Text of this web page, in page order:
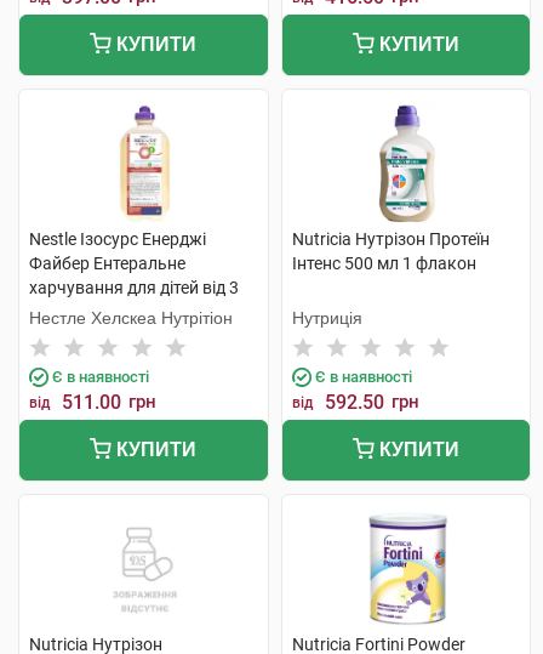
КУПИТИ КУПИТИ
Nestle Ізосурс Енерджі
Файбер Ентеральне
харчування для дітей від 3
років та дорослих 1 000 мл 1
флакон
Нестле Хелскеа Нутрітіон
Є в наявності
від 511.00 грн
КУПИТИ
Nutricia Нутрізон Протеїн
Інтенс 500 мл 1 флакон
Нутриція
Є в наявності
від 592.50 грн
КУПИТИ
Nutricia Нутрізон Nutricia Fortini Powder